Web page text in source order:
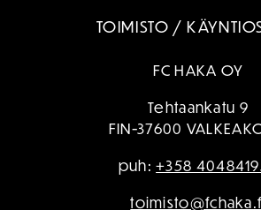
TOIMISTO /
FC HAKA OY
Tehtaankatu 9
FIN-37600
puh:+358